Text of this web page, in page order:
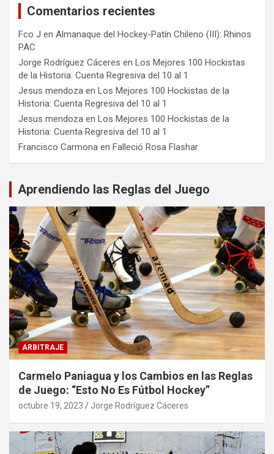
Comentarios recientes
Fco J en Almanaque del Hockey-Patín Chileno (III): Rhinos
PAC
Jorge Rodríguez Cáceres en Los Mejores 100 Hockistas
de la Historia: Cuenta Regresiva del 10 al 1
Jesus mendoza en Los Mejores 100 Hockistas de la
Historia: Cuenta Regresiva del 10 al 1
Jesus mendoza en Los Mejores 100 Hockistas de la
Historia: Cuenta Regresiva del 10 al 1
Francisco Carmona en Falleció Rosa Flashar
Aprendiendo las Reglas del Juego
ARBITRAJE
Carmelo Paniagua y los Cambios en las Reglas
de Juego: “Esto No Es Fútbol Hockey”
octubre 19, 2023 Jorge Rodríguez Cáceres